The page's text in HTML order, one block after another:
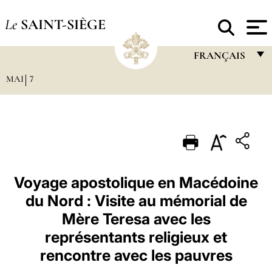
Le SAINT-SIÈGE
FRANÇAIS
PORTUGUÊS
ESPAÑOL
DEUTSCH
POLSKI
العربيّة
MAI 7
Voyage apostolique en Macédoine
du Nord : Visite au mémorial de
Mère Teresa avec les
représentants religieux et
rencontre avec les pauvres